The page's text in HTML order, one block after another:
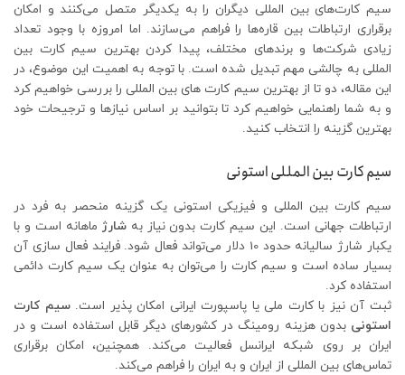
سیم کارت‌های بین المللی دیگران را به یکدیگر متصل می‌کنند و امکان
برقراری ارتباطات بین قاره‌ها را فراهم می‌سازند. اما امروزه با وجود تعداد
زیادی شرکت‌ها و برندهای مختلف، پیدا کردن بهترین سیم کارت بین
المللی به چالشی مهم تبدیل شده است. با توجه به اهمیت این موضوع، در
این مقاله، دو تا از بهترین سیم کارت های بین المللی را بررسی خواهیم کرد
و به شما راهنمایی خواهیم کرد تا بتوانید بر اساس نیازها و ترجیحات خود
بهترین گزینه را انتخاب کنید.
سیم کارت بین المللی استونی
سیم کارت بین المللی و فیزیکی استونی یک گزینه منحصر به فرد در
ارتباطات جهانی است. این سیم کارت بدون نیاز بهشارژ ماهانه است و با
یکبار شارژ سالیانه حدود 10 دلار می‌تواند فعال شود. فرایند فعال سازی آن
بسیار ساده است و سیم کارت را می‌توان به عنوان یک سیم کارت دائمی
استفاده کرد.
ثبت آن نیز با کارت ملی یا پاسپورت ایرانی امکان پذیر است.سیم کارت
استونیبدون هزینه رومینگ در کشورهای دیگر قابل استفاده است و در
ایران بر روی شبکه ایرانسل فعالیت می‌کند. همچنین، امکان برقراری
تماس‌های بین المللی از ایران و به ایران را فراهم می‌کند.